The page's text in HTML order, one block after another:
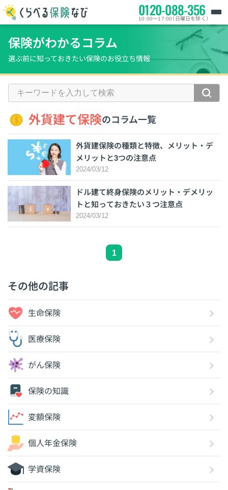
0120-088-356
10:00～17:00（日曜日を除く）
保険がわかるコラム
選ぶ前に知っておきたい保険のお役立ち情報
外貨建て保険のコラム一覧
外貨建保険の種類と特徴、メリット・デ
メリットと3つの注意点
2024/03/12
ドル建て終身保険のメリット・デメリッ
トと知っておきたい３つ注意点
2024/03/12
1
その他の記事
生命保険
医療保険
がん保険
保険の知識
変額保険
個人年金保険
学資保険